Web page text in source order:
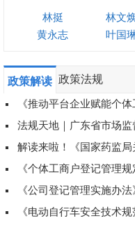
林挺 林文
黄永志
叶国
政策解读 政策法规
《推动平台企业赋能个
《个体工商户登记管理
《公司登记管理实施办